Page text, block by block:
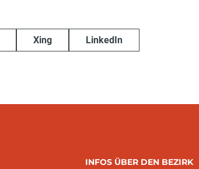
Xing LinkedIn
INFOS ÜBER DEN BEZIRK